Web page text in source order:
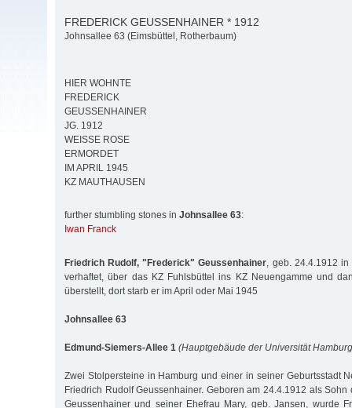
FREDERICK GEUSSENHAINER * 1912
Johnsallee 63 (Eimsbüttel, Rotherbaum)
HIER WOHNTE
FREDERICK
GEUSSENHAINER
JG. 1912
WEISSE ROSE
ERMORDET
IM APRIL 1945
KZ MAUTHAUSEN
further stumbling stones in Johnsallee 63:
Iwan Franck
Friedrich Rudolf, "Frederick" Geussenhainer , geb. 24.4.1912
verhaftet, über das KZ Fuhlsbüttel ins KZ Neuengamme und
überstellt, dort starb er im April oder Mai 1945
Johnsallee 63
Edmund-Siemers-Allee 1 (Hauptgebäude der Universität
Zwei Stolpersteine in Hamburg und einer in seiner Geburtsstadt
Friedrich Rudolf Geussenhainer. Geboren am 24.4.1912 als Sohn
Geussenhainer und seiner Ehefrau Mary, geb. Jansen, wurde